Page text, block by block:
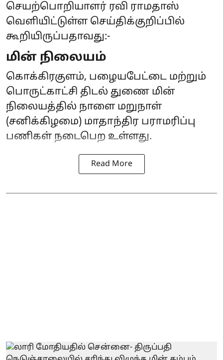
செயற்பொறியாளர் ரவி ராமதாஸ்
வெளியிட்டுள்ள செய்திக்குறிப்பில்
கூறியிருப்பதாவது:-
மின் நிலையம்
கொக்கிரகுளம், பழையபேட்டை மற்றும்
பொருட்காட்சி திடல் துணை மின்
நிலையத்தில் நாளை மறுநாள்
(சனிக்கிழமை) மாதாந்திர பராமரிப்பு
பணிகள் நடைபெற உள்ளது.
Read More